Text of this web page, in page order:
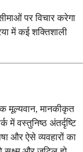
पर विचार करेगा
में कई शक्तिशाली
मूल्यवान, मानकीकृत
वस्तुनिष्ठ अंतर्दृष्टि
और ऐसे व्यवहारों का